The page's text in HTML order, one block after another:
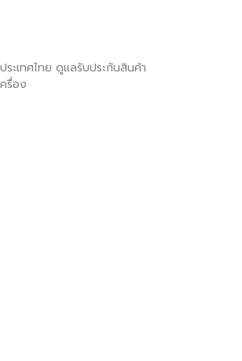
ระเทศไทย ดูแลรับประกันสินค้า
รื่อง